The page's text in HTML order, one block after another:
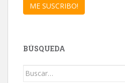
ME SUSCRIBO!
BÚSQUEDA
Buscar: